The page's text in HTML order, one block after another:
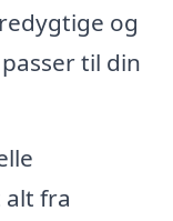
og
til din
fra